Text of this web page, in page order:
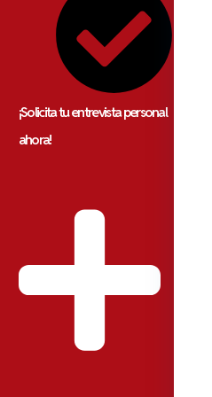
¡Solicita tu entrevista personal
ahora!